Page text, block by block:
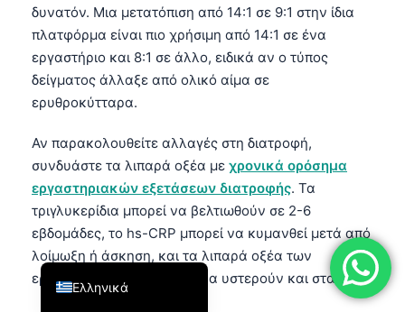
δυνατόν. Μια μετατόπιση από 14:1 σε 9:1 στην ίδια
πλατφόρμα είναι πιο χρήσιμη από 14:1 σε ένα
εργαστήριο και 8:1 σε άλλο, ειδικά αν ο τύπος
δείγματος άλλαξε από ολικό αίμα σε
ερυθροκύτταρα.
Αν παρακολουθείτε αλλαγές στη διατροφή,
συνδυάστε τα λιπαρά οξέα με χρονικά ορόσημα
εργαστηριακών εξετάσεων διατροφής. Τα
τριγλυκερίδια μπορεί να βελτιωθούν σε 2-6
εβδομάδες, το hs-CRP μπορεί να κυμανθεί μετά από
λοίμωξη ή άσκηση, και τα λιπαρά οξέα των
ερυθροκυττάρων τείνουν να υστερούν και στα δύο.
Ελληνικά
English
Deutsch
العربية
Français
עִבְרִית
Italiano
Español
Português
Türkçe